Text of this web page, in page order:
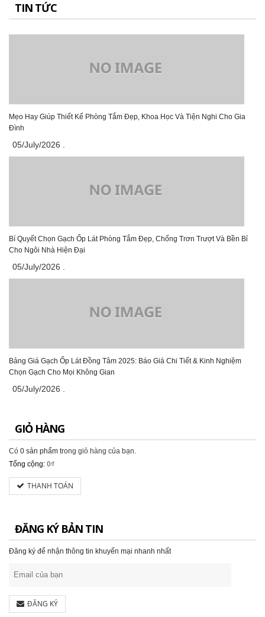
Gạch Đồng Tâm 60×60 – DTD6060CARARAS001
TIN TỨC
Mẹo Hay Giúp Thiết Kế Phòng Tắm Đẹp, Khoa Học Và Tiện Nghi Cho Gia
Đình
05/July/2026 .
Bí Quyết Chọn Gạch Ốp Lát Phòng Tắm Đẹp, Chống Trơn Trượt Và Bền Bỉ
Cho Ngôi Nhà Hiện Đại
05/July/2026
Bảng Giá Gạch Ốp Lát Đồng Tâm 2025: Báo Giá Chi Tiết & Kinh Nghiệm
Chọn Gạch Cho Mọi Không Gian
05/July/2026
GIỎ HÀNG
Có 0 sản phẩm trong giỏ hàng của bạn.
Tổng cộng: 0₫
THANH TOÁN
ĐĂNG KÝ BẢN TIN
Đăng ký để nhận thông tin khuyến mại nhanh nhất
ĐĂNG KÝ